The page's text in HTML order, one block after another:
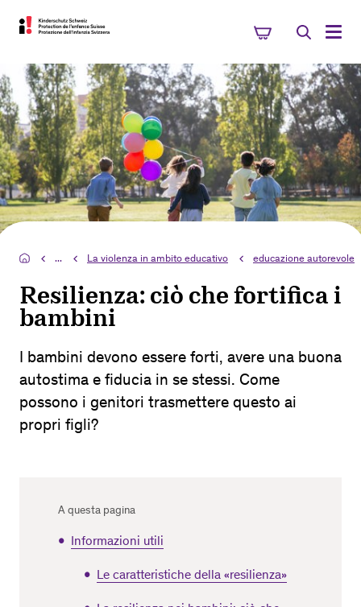
... La violenza in ambito educativo educazione autorevole
Resilienza: ciò che fortifica i
bambini
I bambini devono essere forti, avere una buona
autostima e fiducia in se stessi. Come
possono i genitori trasmettere questo ai
propri figli?
A questa pagina
Informazioni utili
Le caratteristiche della «resilienza»